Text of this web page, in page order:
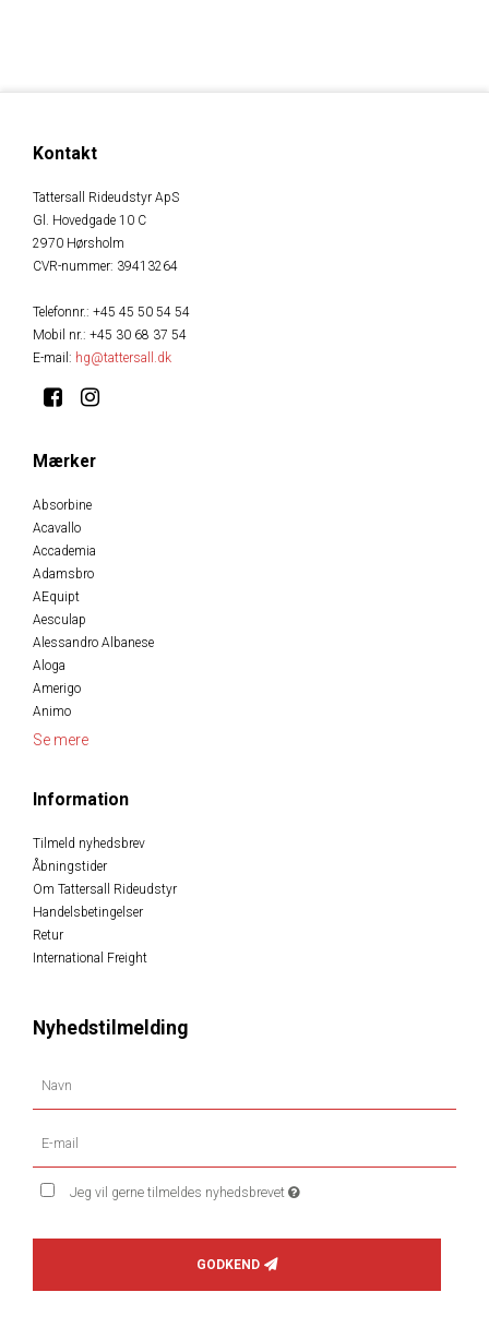
Kontakt
Tattersall Rideudstyr ApS
Gl. Hovedgade 10 C
2970 Hørsholm
CVR-nummer: 39413264
Telefonnr.: +45 45 50 54 54
Mobil nr.: +45 30 68 37 54
E-mail : hg@tattersall.dk
Mærker
Absorbine
Acavallo
Accademia
Adamsbro
AEquipt
Aesculap
Alessandro Albanese
Aloga
Amerigo
Animo
Se mere
Information
Tilmeld nyhedsbrev
Åbningstider
Om Tattersall Rideudstyr
Handelsbetingelser
Retur
International Freight
Nyhedstilmelding
Jeg vil gerne tilmeldes nyhedsbrevet
GODKEND